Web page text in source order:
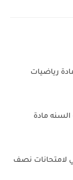
رياضيات
مادة
لامتحانات نصف